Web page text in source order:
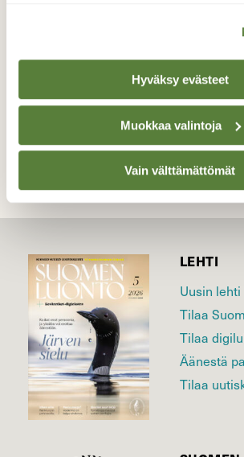
Hyväksy evästeet
Muokkaa valintoja
Vain välttämättömät
Valokuvaaja: Juhani Kolari,
TAKAISIN LISTAAN
LEHTI
Uusin lehti
Tilaa
Tilaa
Äänestä
Tilaa